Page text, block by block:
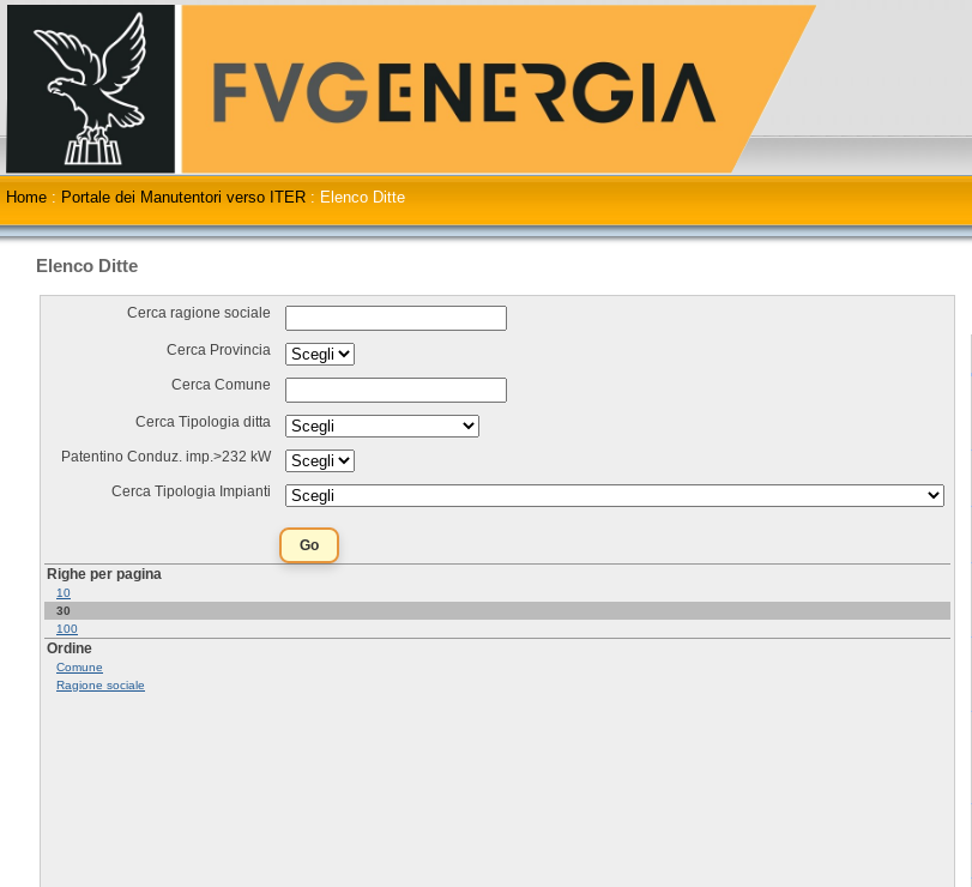
Home : Portale dei Manutentori verso ITER : Elenco Ditte
Elenco Ditte
Cerca ragione sociale
Cerca Provincia
Cerca Comune
Cerca Tipologia ditta
Patentino Conduz. imp.>232 kW
Cerca Tipologia Impianti
Righe per pagina
10
30
100
Ordine
Comune
Ragione sociale